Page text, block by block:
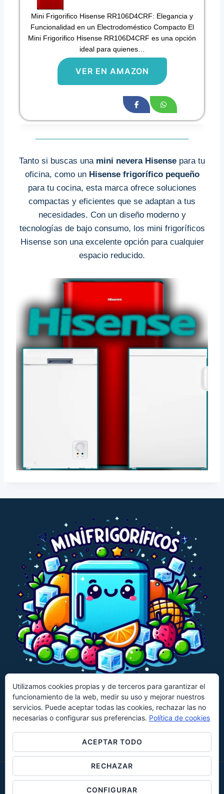
Mini Frigorifico Hisense RR106D4CRF: Elegancia y
Funcionalidad en un Electrodoméstico Compacto El
Mini Frigorifico Hisense RR106D4CRF es una opción
ideal para quienes…
VER EN AMAZON
Tanto si buscas una mini nevera Hisense para tu
oficina, como un Hisense frigorífico pequeño
para tu cocina, esta marca ofrece soluciones
compactas y eficientes que se adaptan a tus
necesidades. Con un diseño moderno y
tecnologías de bajo consumo, los mini frigoríficos
Hisense son una excelente opción para cualquier
espacio reducido.
CECOTEC CANDY HISENSE
KLARSTEIN UNIVERSALBLUE
EVVO KESSER
© 2026 Mini Frigoríficos Creada por
Utilizamos cookies propias y de terceros para garantizar el
funcionamiento de la web, medir su uso y mejorar nuestros
servicios. Puede aceptar todas las cookies, rechazar las no
necesarias o configurar sus preferencias. Política de cookies
ACEPTAR TODO
RECHAZAR
CONFIGURAR